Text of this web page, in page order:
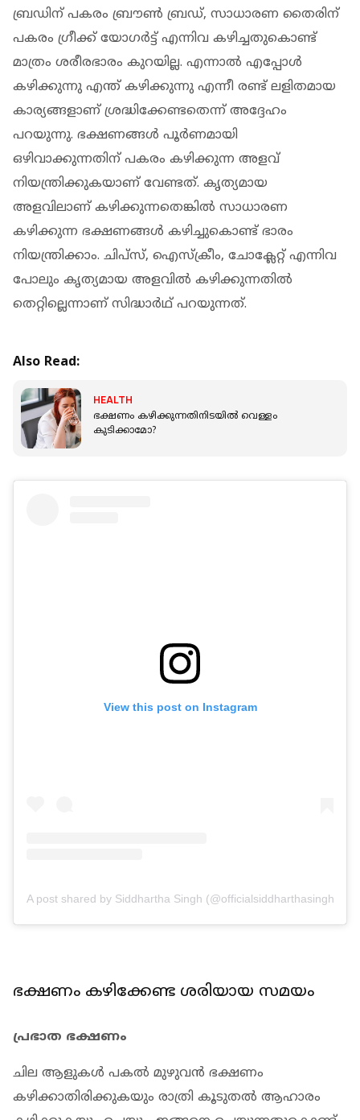
ബ്രഡിന് പകരം ബ്രൗണ്‍ ബ്രഡ്, സാധാരണ തൈരിന്
പകരം ഗ്രീക്ക് യോഗര്‍ട്ട് എന്നിവ കഴിച്ചതുകൊണ്ട്
മാത്രം ശരീരഭാരം കുറയില്ല. എന്നാല്‍ എപ്പോള്‍
കഴിക്കുന്നു എന്ത് കഴിക്കുന്നു എന്നീ രണ്ട് ലളിതമായ
കാര്യങ്ങളാണ് ശ്രദ്ധിക്കേണ്ടതെന്ന് അദ്ദേഹം
പറയുന്നു. ഭക്ഷണങ്ങള്‍ പൂര്‍ണമായി
ഒഴിവാക്കുന്നതിന് പകരം കഴിക്കുന്ന അളവ്
നിയന്ത്രിക്കുകയാണ് വേണ്ടത്. കൃത്യമായ
അളവിലാണ് കഴിക്കുന്നതെങ്കില്‍ സാധാരണ
കഴിക്കുന്ന ഭക്ഷണങ്ങള്‍ കഴിച്ചുകൊണ്ട് ഭാരം
നിയന്ത്രിക്കാം. ചിപ്‌സ്, ഐസ്‌ക്രീം, ചോക്ലേറ്റ് എന്നിവ
പോലും കൃത്യമായ അളവില്‍ കഴിക്കുന്നതില്‍
തെറ്റില്ലെന്നാണ് സിദ്ധാര്‍ഥ് പറയുന്നത്.
Also Read:
HEALTH
ഭക്ഷണം കഴിക്കുന്നതിനിടയില്‍ വെള്ളം
കുടിക്കാമോ?
View this post on Instagram
A post shared by Siddhartha Singh (@officialsiddharthasingh)
ഭക്ഷണം കഴിക്കേണ്ട ശരിയായ സമയം
പ്രഭാത ഭക്ഷണം
ചില ആളുകള്‍ പകല്‍ മുഴുവന്‍ ഭക്ഷണം
കഴിക്കാതിരിക്കുകയും രാത്രി കൂടുതല്‍ ആഹാരം